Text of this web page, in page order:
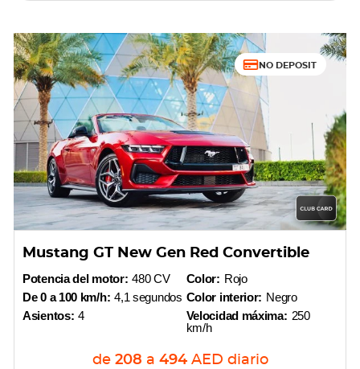
NO DEPOSIT
Mustang GT New Gen Red Convertible
Potencia del motor: 480 CV
De 0 a 100 km/h: 4,1 segundos
Asientos: 4
Color: Rojo
Color interior: Negro
Velocidad máxima: 250
km/h
de 208 a 494 AED diario